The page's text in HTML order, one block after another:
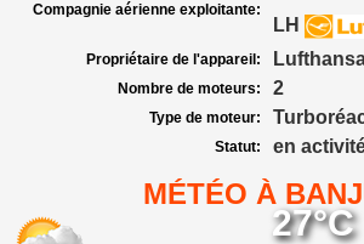
Compagnie aérienne exploitante:
LH
Propriétaire de l'appareil:
Nombre de moteurs: 2
Type de moteur:
Statut: en
MÉTÉO À
27°C